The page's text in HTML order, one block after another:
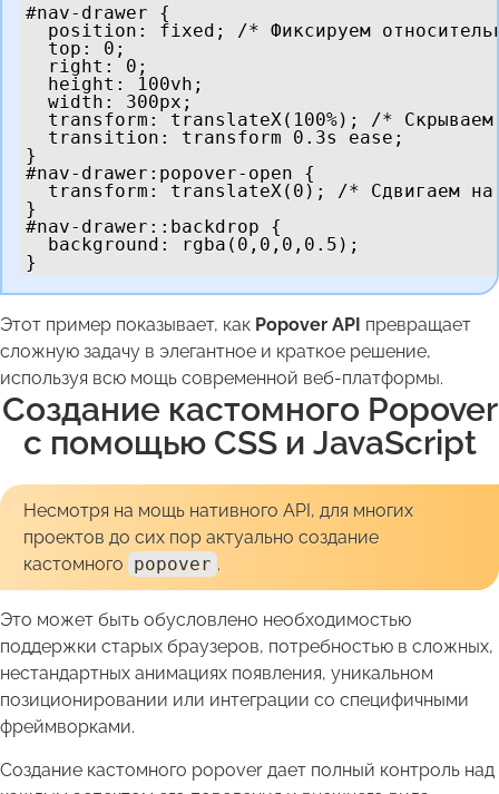
#nav-drawer {
position: fixed; /* Фиксируем
  top: 0;
  right: 0;
  height: 100vh;
  width: 300px;
transform: translateX(100%); /*
  transition: transform 0.3s ease;
}
#nav-drawer:popover-open {
transform: translateX(0); /* Сдвигаем
}
#nav-drawer::backdrop {
  background: rgba(0,0,0,0.5);
}
Этот пример показывает, как Popover API превращает
сложную задачу в элегантное и краткое решение,
используя всю мощь современной веб-платформы.
Создание кастомного Popover
с помощью CSS и JavaScript
Несмотря на мощь нативного API, для многих
проектов до сих пор актуально создание
кастомного popover .
Это может быть обусловлено необходимостью
поддержки старых браузеров, потребностью в сложных,
нестандартных анимациях появления, уникальном
позиционировании или интеграции со специфичными
фреймворками.
Создание кастомного popover дает полный контроль над